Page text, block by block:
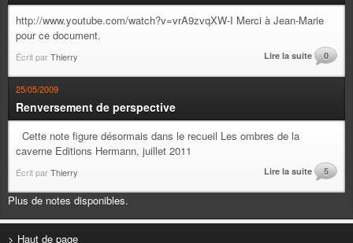
http://www.youtube.com/watch?v=vrA9zvqXW-I Merci à Jean-Marie
pour ce document.
Écrit parThierry Lire la suite 0
25/05/2009
Renversement de perspective
Cette note figure désormais dans le recueil Les ombres de la
caverne Editions Hermann, juillet 2011
Écrit parThierry Lire la suite 5
Plus de notes disponibles.
> Haut de page